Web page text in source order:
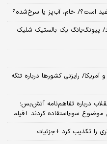
است؟/ خام، آب‌پز یا سرخ‌شده؟
پیونگ‌یانگ یک بالستیک شلیک
آمریکا/ رایزنی کشورها درباره تنگه
درباره تفاهم‌نامه آتش‌بس؛
موضوع سوءاستفاده کردند +فیلم
را تکذیب کرد +جزئیات